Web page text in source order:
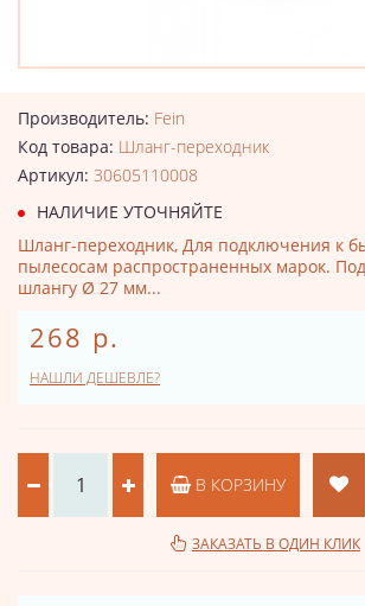
Производитель: Fein
Код товара: Шланг-переходник
Артикул: 30605110008
НАЛИЧИЕ УТОЧНЯЙТЕ
Шланг-переходник, Для подключения к
пылесосам распространенных марок.
шлангу Ø 27 мм...
268 р.
НАШЛИ ДЕШЕВЛЕ?
В КОРЗИНУ
ЗАКАЗАТЬ В ОДИН КЛИК